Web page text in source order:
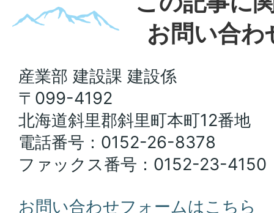
お問い合わ
産業部 建設課 建設係
〒099-4192
北海道斜里郡斜里町本町12番地
電話番号：0152-26-8378
ファックス番号：0152-23-4150
お問い合わせフォームはこちら